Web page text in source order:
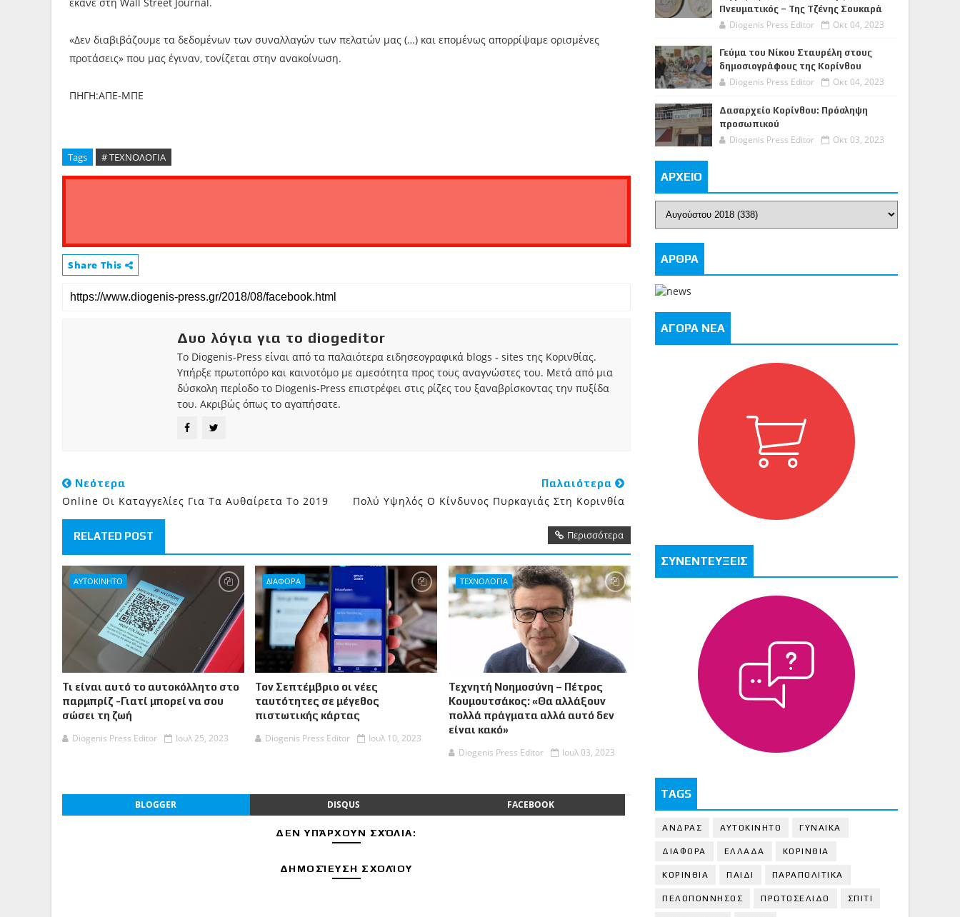
«Δεν διαβιβάζουμε τα δεδομένων των συναλλαγών των πελατών μας (…) και επομένως απορρίψαμε ορισμένες
προτάσεις» που μας έγιναν, τονίζεται στην ανακοίνωση.
ΠΗΓΗ:ΑΠΕ-ΜΠΕ
Tags # ΤΕΧΝΟΛΟΓΙΑ
Share This
Δυο λόγια για το diogeditor
Το Diogenis-Press είναι από τα παλαιότερα ειδησεογραφικά blogs - sites της Κορινθίας.
Υπήρξε πρωτοπόρο και καινοτόμο με αμεσότητα προς τους αναγνώστες του. Μετά από μια
δύσκολη περίοδο το Diogenis-Press επιστρέφει στις ρίζες του ξαναβρίσκοντας την πυξίδα
του. Ακριβώς όπως το αγαπήσατε.
Νεότερα
Online Οι Καταγγελίες Για Τα Αυθαίρετα Το 2019
Παλαιότερα
Πολύ Υψηλός Ο Κίνδυνος Πυρκαγιάς Στη Κορινθία
RELATED POST Περισσότερα
ΑΥΤΟΚΙΝΗΤΟ
Τι είναι αυτό το αυτοκόλλητο στο
παρμπρίζ -Γιατί μπορεί να σου
σώσει τη ζωή
Diogenis Press Editor
Ιουλ 25, 2023
ΔΙΑΦΟΡΑ
Τον Σεπτέμβριο οι νέες
ταυτότητες σε μέγεθος
πιστωτικής κάρτας
Diogenis Press Editor
Ιουλ 10, 2023
ΤΕΧΝΟΛΟΓΙΑ
Τεχνητή Νοημοσύνη – Πέτρος
Κουμουτσάκος: «Θα αλλάξουν
πολλά πράγματα αλλά αυτό δεν
είναι κακό»
Diogenis Press Editor
Ιουλ 03, 2023
BLOGGER DISQUS FACEBOOK
ΔΕΝ ΥΠΆΡΧΟΥΝ ΣΧΌΛΙΑ:
ΔΗΜΟΣΊΕΥΣΗ ΣΧΟΛΊΟΥ
Πνευματικός – Της Τζένης Σουκαρά
Diogenis Press Editor Οκτ 04, 2023
Γεύμα του Νίκου Σταυρέλη στους
δημοσιογράφους της Κορίνθου
Diogenis Press Editor Οκτ 04, 2023
Δασαρχείο Κορίνθου: Πρόσληψη
προσωπικού
Diogenis Press Editor Οκτ 03, 2023
ΑΡΧΕΙΟ
ΑΡΘΡΑ
ΑΓΟΡΑ ΝΕΑ
ΣΥΝΕΝΤΕΥΞΕΙΣ
TAGS
ΑΝΔΡΑΣ ΑΥΤΟΚΙΝΗΤΟ ΓΥΝΑΙΚΑ
ΔΙΑΦΟΡΑ ΕΛΛΑΔΑ ΚΟΡΙΝΘΙΑ
ΚΟΡΙΝΘΙA ΠΑΙΔΙ ΠΑΡΑΠΟΛΙΤΙΚΑ
ΠΕΛΟΠΟΝΝΗΣΟΣ ΠΡΩΤΟΣΕΛΙΔΟ ΣΠΙΤΙ